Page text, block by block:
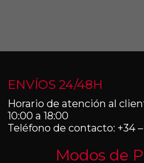
ENVÍOS 24/48H
Horario de atención al
10:00 a 18:00
Teléfono de contacto: +34
Modos de